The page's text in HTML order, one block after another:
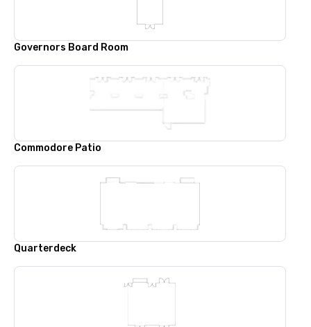
Governors Board Room
Commodore Patio
Quarterdeck